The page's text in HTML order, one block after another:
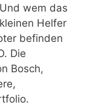
wem das
Helfer
befinden
Die
Bosch,